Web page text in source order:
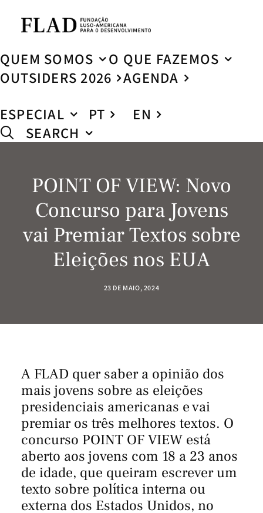
QUEM SOMOS
O QUE FAZEMOS
OUTSIDERS 2026
AGENDA
ESPECIAL
PT
EN
SEARCH
POINT OF VIEW: Novo
Concurso para Jovens
vai Premiar Textos sobre
Eleições nos EUA
23 DE MAIO, 2024
A FLAD quer saber a opinião dos
mais jovens sobre as eleições
presidenciais americanas e vai
premiar os três melhores textos. O
concurso POINT OF VIEW está
aberto aos jovens com 18 a 23 anos
de idade, que queiram escrever um
texto sobre política interna ou
externa dos Estados Unidos, no